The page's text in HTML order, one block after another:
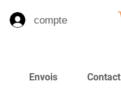
compte
Envois Contact